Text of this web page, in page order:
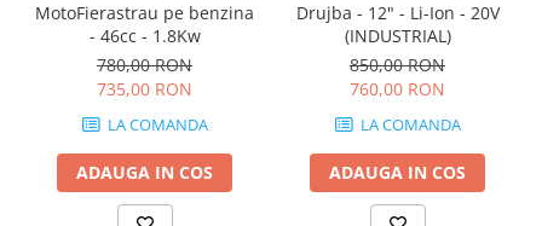
MotoFierastrau pe benzina
- 46cc - 1.8Kw
780,00 RON
735,00 RON
LA COMANDA
ADAUGA IN COS
Drujba - 12" - Li-Ion - 20V
(INDUSTRIAL)
850,00 RON
760,00 RON
LA COMANDA
ADAUGA IN COS